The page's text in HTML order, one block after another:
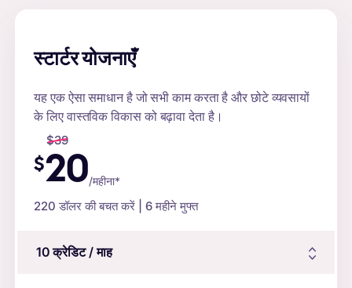
स्टार्टर योजनाएँ
यह एक ऐसा समाधान है जो सभी काम करता है और छोटे व्यवसायों
के लिए वास्तविक विकास को बढ़ावा देता है।
$39
$20/महीना*
220 डॉलर की बचत करें | 6 महीने मुफ्त
10क्रेडिट/ माह